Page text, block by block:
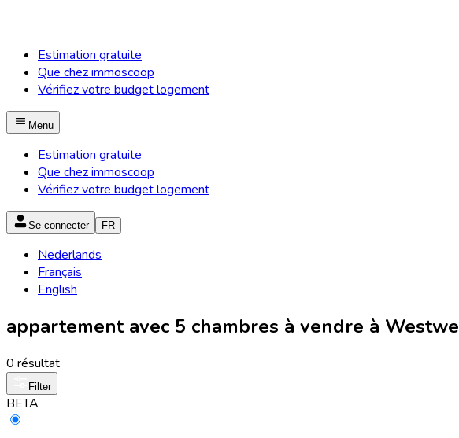
Estimation gratuite
Que chez immoscoop
Vérifiez votre budget logement
Menu
Estimation gratuite
Que chez immoscoop
Vérifiez votre budget logement
Se connecter FR
Nederlands
Français
English
appartement avec 5 chambres à vendre à
0 résultat
Filter
BETA